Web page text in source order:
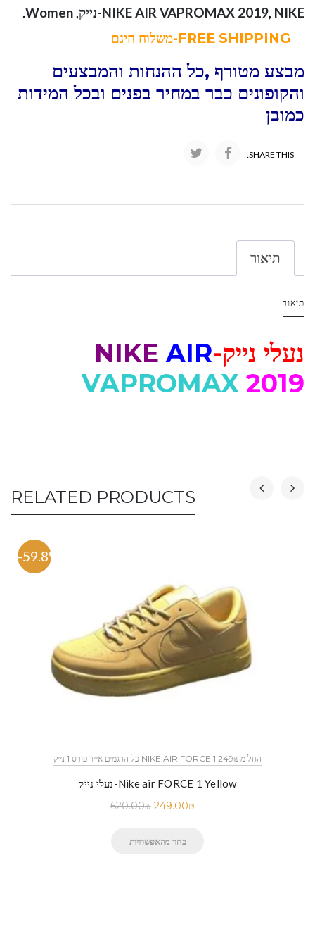
NIKE AIR VAPROMAX 2019, NIKE-נייק ,
Women
.
מבצע מטורף ,כל ההנחות והמבצעים
והקופונים כבר במחיר בפנים ובכל המידות
כמובן
SHARE THIS:
תיאור
תיאור
נעלי נייק- NIKE AIR
VAPROMAX 2019
RELATED PRODUCTS
-59.8%
כל הדגמים אייר פורס 1 נייק NIKE AIR FORCE 1 החל מ 249₪
נעלי נייק-Nike air FORCE 1 Yellow
620.00₪ 249.00₪
בחר מהאפשרויות